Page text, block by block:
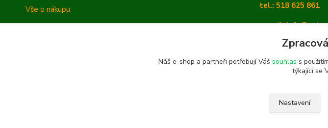
Vše o nákupu
tel.: 518 625 861
e-mail:
Mgr. Olga
Skoronice 169,
Náš e-shop a partneři potřebují Váš souhlas s
týkající se
Nastavení